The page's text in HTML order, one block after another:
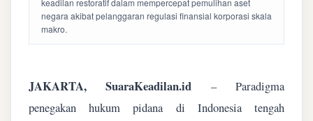
keadilan restoratif dalam mempercepat pemulihan aset
negara akibat pelanggaran regulasi finansial korporasi skala
makro.
JAKARTA, SuaraKeadilan.id – Paradigma
penegakan hukum pidana di Indonesia tengah